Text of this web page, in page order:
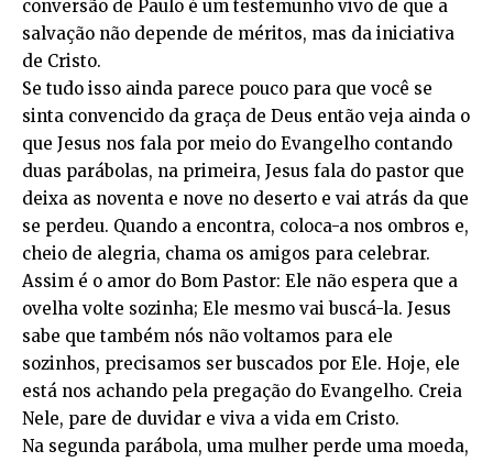
conversão de Paulo é um testemunho vivo de que a
salvação não depende de méritos, mas da iniciativa
de Cristo.
Se tudo isso ainda parece pouco para que você se
sinta convencido da graça de Deus então veja ainda o
que Jesus nos fala por meio do Evangelho contando
duas parábolas, na primeira, Jesus fala do pastor que
deixa as noventa e nove no deserto e vai atrás da que
se perdeu. Quando a encontra, coloca-a nos ombros e,
cheio de alegria, chama os amigos para celebrar.
Assim é o amor do Bom Pastor: Ele não espera que a
ovelha volte sozinha; Ele mesmo vai buscá-la. Jesus
sabe que também nós não voltamos para ele
sozinhos, precisamos ser buscados por Ele. Hoje, ele
está nos achando pela pregação do Evangelho. Creia
Nele, pare de duvidar e viva a vida em Cristo.
Na segunda parábola, uma mulher perde uma moeda,